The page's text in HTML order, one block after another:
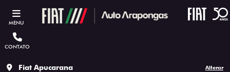
MENU
CONTATO
Fiat Apucarana Alterar